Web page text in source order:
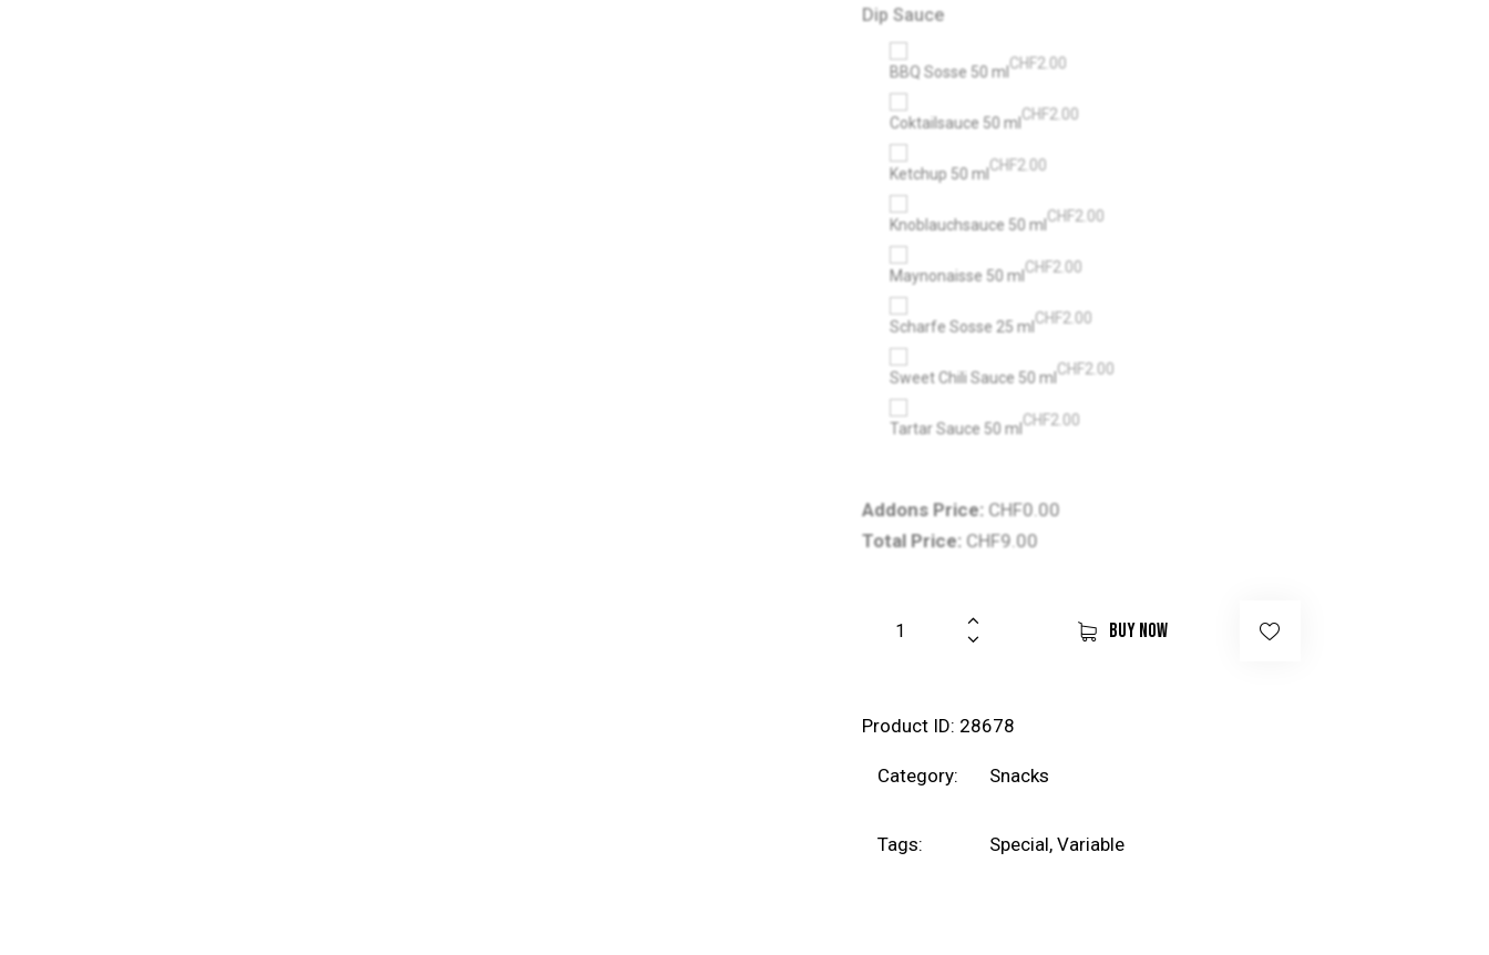
Dip Sauce
BBQ Sosse 50 ml CHF2.00
Coktailsauce 50 ml CHF2.00
Ketchup 50 ml CHF2.00
Knoblauchsauce 50 ml CHF2.00
Maynonaisse 50 ml CHF2.00
Scharfe Sosse 25 ml CHF2.00
Sweet Chili Sauce 50 ml CHF2.00
Tartar Sauce 50 ml CHF2.00
Addons Price: CHF0.00
Total Price: CHF9.00
BUY NOW
Product ID: 28678
Category: Snacks
Tags: Special, Variable